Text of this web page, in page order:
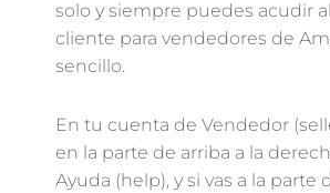
solo y siempre puedes acudir
cliente para vendedores de
sencillo.
En tu cuenta de Vendedor
en la parte de arriba a la
Ayuda (help), y si vas a la parte